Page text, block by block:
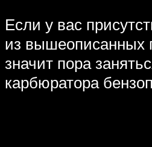
Если у вас
из вышеописанных
значит пора
карбюратора